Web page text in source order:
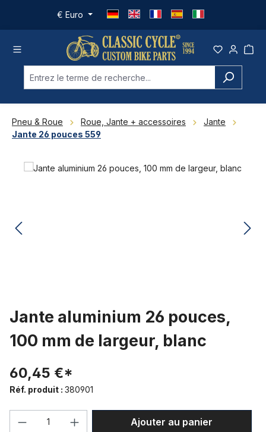
Passer au contenu principal
€ Euro
Pneu & Roue Roue, Jante + accessoires
Jante
Jante 26 pouces 559
Ignorer la galerie d'images
Jante aluminium 26 pouces,
100 mm de largeur, blanc
60,45 €*
Réf. produit : 380901
Quantité de produit : Entrez la
Ajouter au panier